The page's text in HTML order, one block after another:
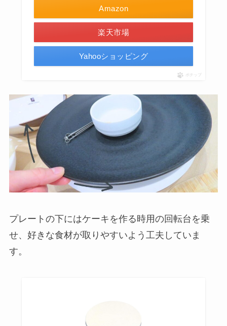
Amazon
楽天市場
Yahooショッピング
ポチップ
プレートの下にはケーキを作る時用の回転台を乗
せ、好きな食材が取りやすいよう工夫していま
す。